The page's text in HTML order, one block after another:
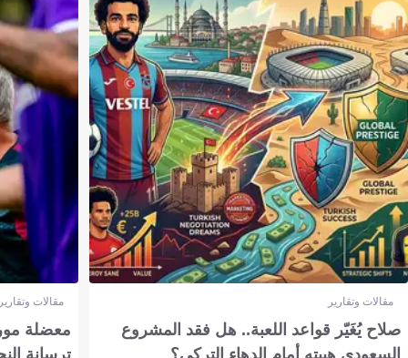
مقالات وتقارير
صلاح يُغَيّر قواعد اللعبة.. هل فقد المشروع
السعودي هيبته أمام الدهاء التركي؟
مقالات
معضلة
ترسانة